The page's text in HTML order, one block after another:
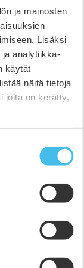
ja mainosten
Lisäksi
ja analytiikka-
käytät
näitä tietoja
joita on kerätty,
sekä Etelä-